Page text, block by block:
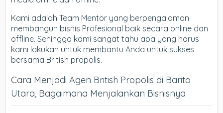
Kami adalah Team Mentor yang berpengalaman
membangun bisnis Profesional baik secara online dan
offline. Sehingga kami sangat tahu apa yang harus
kami lakukan untuk membantu Anda untuk sukses
bersama British propolis.
Cara Menjadi Agen British Propolis di Barito
Utara, Bagaimana Menjalankan Bisnisnya